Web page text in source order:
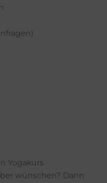
Yogakurs
wünschen? Dann